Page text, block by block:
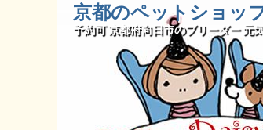
京都のペットショッ
予約可 京都府向日市のブリーダー